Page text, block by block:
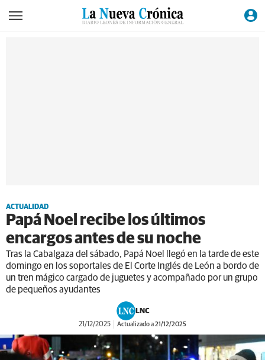
ACTUALIDAD
Papá Noel recibe los últimos
encargos antes de su noche
Tras la Cabalgaza del sábado, Papá Noel llegó en la tarde de este
domingo en los soportales de El Corte Inglés de León a bordo de
un tren mágico cargado de juguetes y acompañado por un grupo
de pequeños ayudantes
LNC
21/12/2025 Actualizado a 21/12/2025